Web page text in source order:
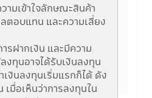
มเข้าใจลักษณะสินค้า
ตอบแทน และความเสี่ยง
รฝากเงิน และมีความ
งทุนอาจได้รับเงินลงทุน
งินลงทุนเริ่มแรกก็ได้ ดัง
มื่อเห็นว่าการลงทุนใน
0.3295
-0.0007
0.3287
0.0056
0.3231 0.0026